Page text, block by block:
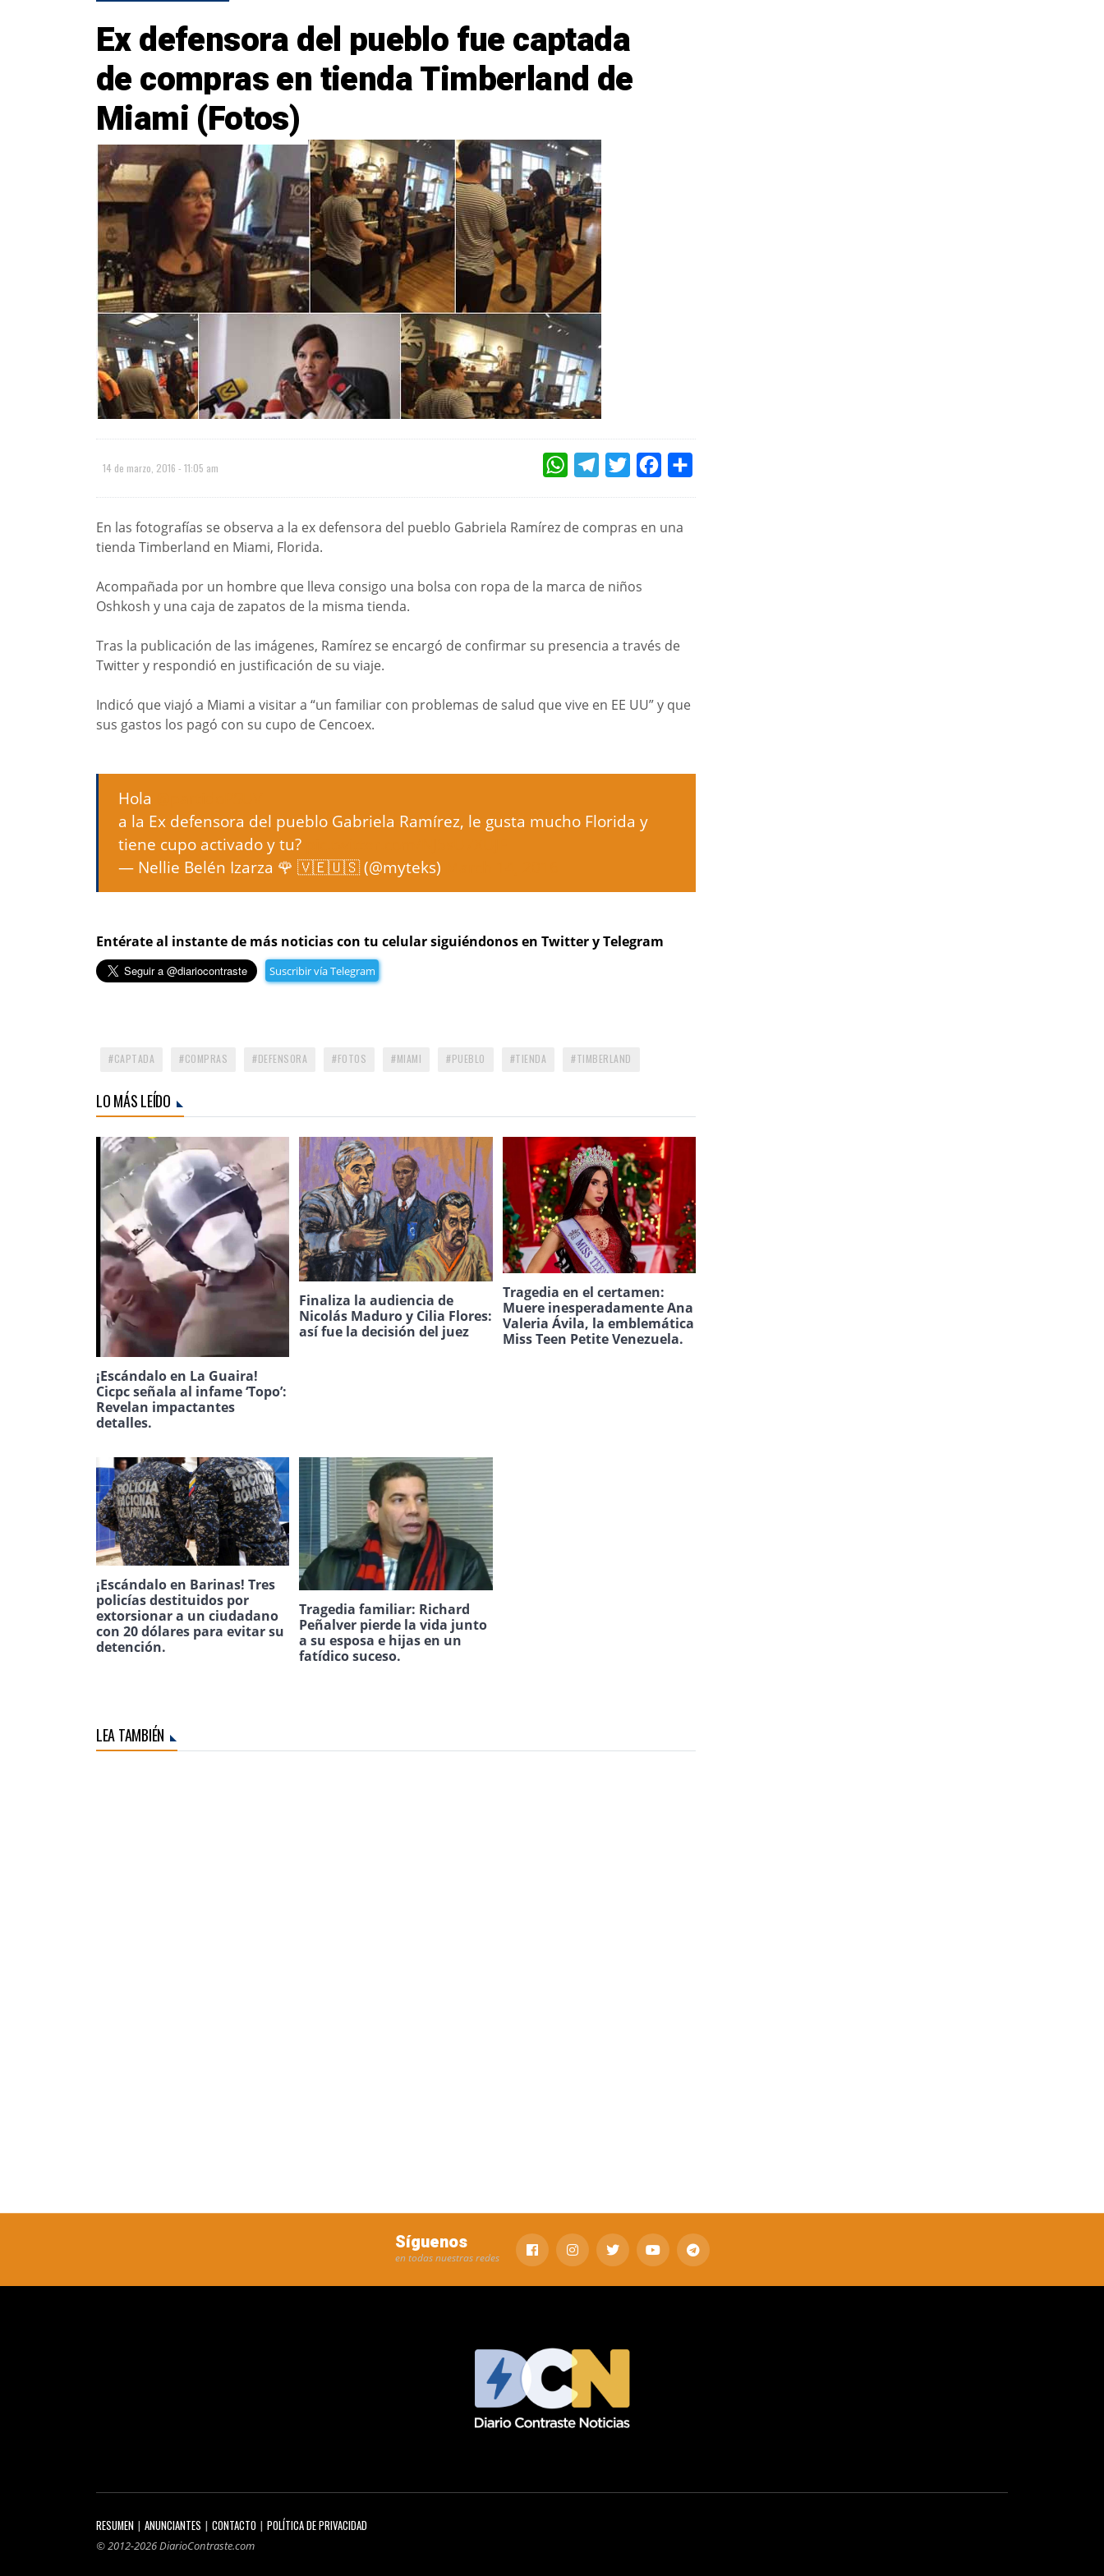
Ex defensora del pueblo fue captada
de compras en tienda Timberland de
Miami (Fotos)
14 de marzo, 2016 - 11:05 am WHATSAPPTELEGRAMTWITTERFACEBOOK
En las fotografías se observa a la ex defensora del pueblo Gabriela Ramírez de compras en una
tienda Timberland en Miami, Florida.
Acompañada por un hombre que lleva consigo una bolsa con ropa de la marca de niños
Oshkosh y una caja de zapatos de la misma tienda.
Tras la publicación de las imágenes, Ramírez se encargó de confirmar su presencia a través de
Twitter y respondió en justificación de su viaje.
Indicó que viajó a Miami a visitar a “un familiar con problemas de salud que vive en EE UU” y que
sus gastos los pagó con su cupo de Cencoex.
Hola
a la Ex defensora del pueblo Gabriela Ramírez, le gusta mucho Florida y
tiene cupo activado y tu?
— Nellie Belén Izarza 🌹 🇻🇪🇺🇸 (@myteks)
Entérate al instante de más noticias con tu celular siguiéndonos en Twitter y Telegram
Suscribir vía Telegram
CAPTADA COMPRAS DEFENSORA FOTOS MIAMI PUEBLO TIENDA TIMBERLAND
LO MÁS LEÍDO
¡Escándalo en La Guaira!
Cicpc señala al infame ‘Topo’:
Revelan impactantes
detalles.
Finaliza la audiencia de
Nicolás Maduro y Cilia Flores:
así fue la decisión del juez
Tragedia en el certamen:
Muere inesperadamente Ana
Valeria Ávila, la emblemática
Miss Teen Petite Venezuela.
¡Escándalo en Barinas! Tres
policías destituidos por
extorsionar a un ciudadano
con 20 dólares para evitar su
detención.
Tragedia familiar: Richard
Peñalver pierde la vida junto
a su esposa e hijas en un
fatídico suceso.
LEA TAMBIÉN
Síguenos
en todas nuestras redes
RESUMEN ANUNCIANTES CONTACTO POLÍTICA DE PRIVACIDAD
© 2012-2026 DiarioContraste.com